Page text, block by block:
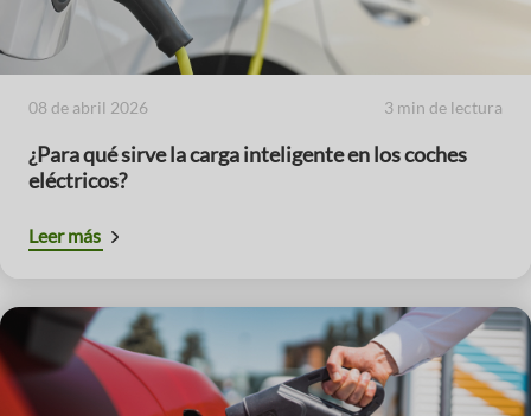
08 de abril 2026 3 min de lectura
¿Para qué sirve la carga inteligente en los coches
eléctricos?
Leer más